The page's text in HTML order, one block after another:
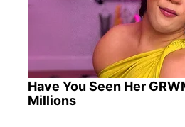
Have You Seen Her
Millions